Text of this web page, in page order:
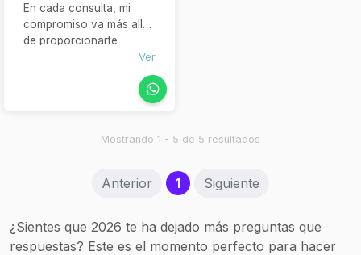
En cada consulta, mi
compromiso va más allá
de proporcionarte
respuestas; mi objetivo
es sumergirte en un viaje
explorando las energías
acompañante, te
para afrontar tus
Ver
Mostrando 1 - 5 de 5 resultados
Anterior 1(current)
Siguiente
¿Sientes que 2026 te ha dejado más preguntas que
respuestas? Este es el momento perfecto para hacer